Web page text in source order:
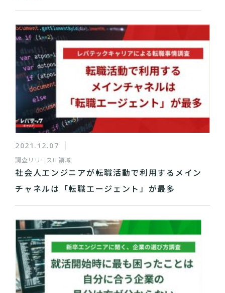
2021.12.07
調査リリース IT領域
社会人エンジニアが転職活動で利用するメイン
チャネルは「転職エージェント」が最多